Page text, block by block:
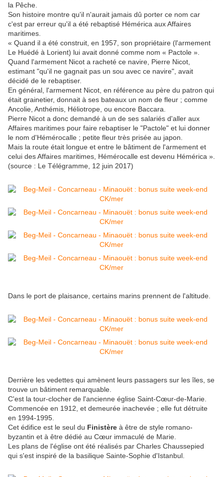
la Pêche.
Son histoire montre qu'il n'aurait jamais dû porter ce nom car
c'est par erreur qu'il a été rebaptisé Hémérica aux Affaires
maritimes.
« Quand il a été construit, en 1957, son propriétaire (l'armement
Le Huédé à Lorient) lui avait donné comme nom « Pactole ».
Quand l'armement Nicot a racheté ce navire, Pierre Nicot,
estimant "qu'il ne gagnait pas un sou avec ce navire", avait
décidé de le rebaptiser.
En général, l'armement Nicot, en référence au père du patron qui
était grainetier, donnait à ses bateaux un nom de fleur ; comme
Ancolie, Anthémis, Héliotrope, ou encore Baccara.
Pierre Nicot a donc demandé à un de ses salariés d'aller aux
Affaires maritimes pour faire rebaptiser le "Pactole" et lui donner
le nom d'Hémérocalle ; petite fleur très prisée au japon.
Mais la route était longue et entre le bâtiment de l'armement et
celui des Affaires maritimes, Hémérocalle est devenu Hémérica ».
(source : Le Télégramme, 12 juin 2017)
Dans le port de plaisance, certains marins prennent de l'altitude.
Derrière les vedettes qui amènent leurs passagers sur les îles, se
trouve un bâtiment remarquable.
C'est la tour-clocher de l'ancienne église Saint-Cœur-de-Marie.
Commencée en 1912, et demeurée inachevée ; elle fut détruite
en 1994-1995.
Cet édifice est le seul du Finistère à être de style romano-
byzantin et à être dédié au Cœur immaculé de Marie.
Les plans de l'église ont été réalisés par Charles Chaussepied
qui s'est inspiré de la basilique Sainte-Sophie d'Istanbul.